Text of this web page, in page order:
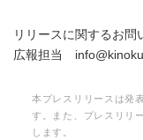
リリースに関するお
広報担当
本プレスリリースは発
す。また、プレスリリ
します。